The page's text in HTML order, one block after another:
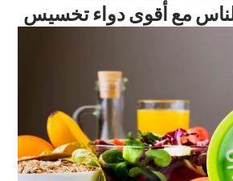
مع أقوى دواء تخسيس